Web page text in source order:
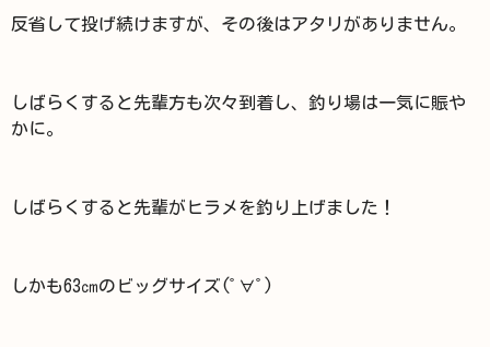
反省して投げ続けますが、その後はアタリがありません。
しばらくすると先輩方も次々到着し、釣り場は一気に賑や
かに。
しばらくすると先輩がヒラメを釣り上げました！
しかも63㎝のビッグサイズ(ﾟ∀ﾟ)